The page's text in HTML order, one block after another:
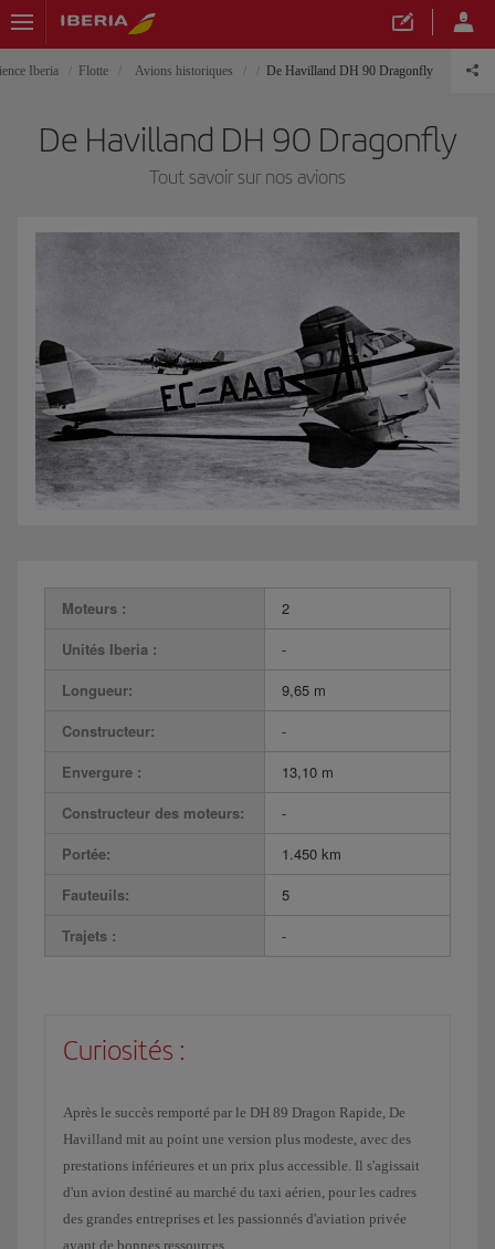
Iberia Flotte Avions historiques De Havilland DH 90 Dragonfly
De Havilland DH 90 Dragonfly
Tout savoir sur nos avions
Moteurs :
2
Unités Iberia :
-
Longueur:
9,65 m
Constructeur:
-
Envergure :
13,10 m
Constructeur des moteurs:
-
Portée:
1.450 km
Fauteuils:
5
Trajets :
-
Curiosités :
Après le succès remporté par le DH 89 Dragon Rapide, De
Havilland mit au point une version plus modeste, avec des
prestations inférieures et un prix plus accessible. Il s'agissait
d'un avion destiné au marché du taxi aérien, pour les cadres
des grandes entreprises et les passionnés d'aviation privée
ayant de bonnes ressources.